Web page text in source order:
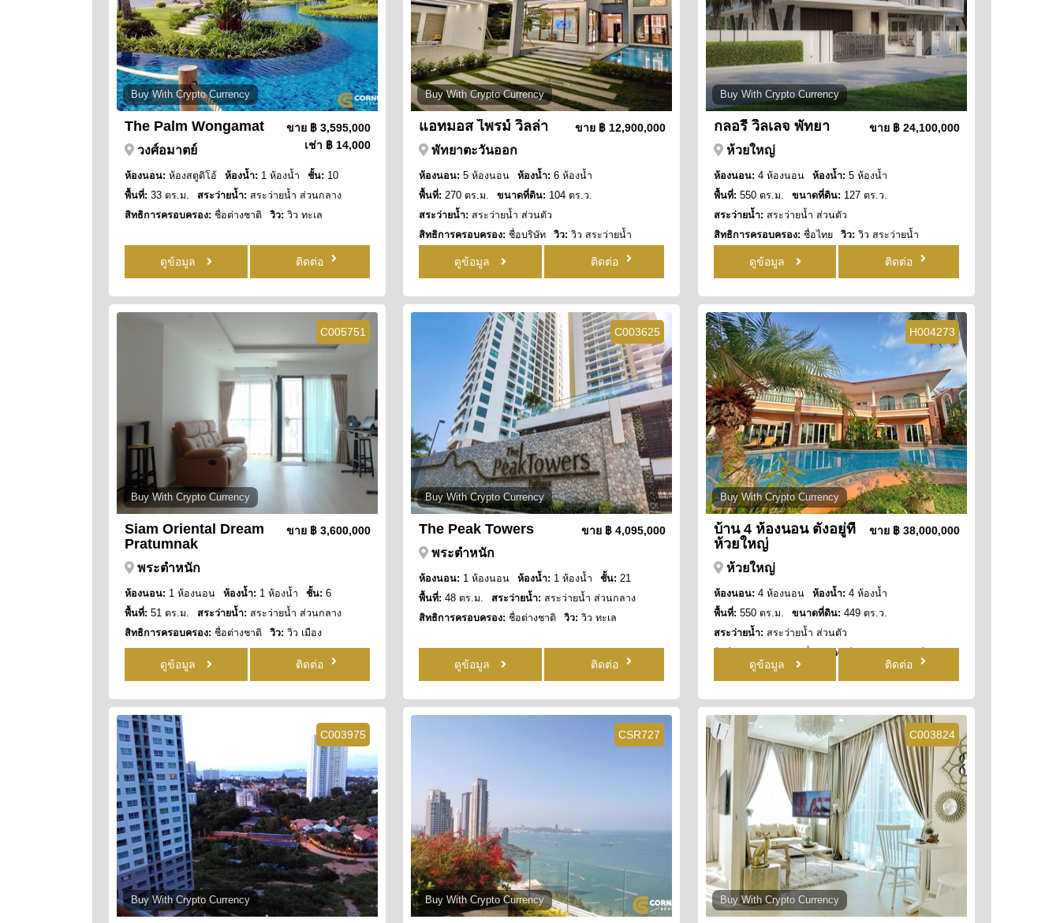
Buy With Crypto Currency
The Palm Wongamat ขาย ฿ 3,595,000
เช่า ฿ 14,000
วงศ์อมาตย์
ห้องนอน: ห้องสตูดิโอ้ ห้องน้ำ: 1 ห้องน้ำ ชั้น: 10
พื้นที่: 33 ตร.ม. สระว่ายน้ำ: สระว่ายน้ำ ส่วนกลาง
สิทธิการครอบครอง: ชื่อต่างชาติ วิว: วิว ทะเล
ดูข้อมูล ติดต่อ
Buy With Crypto Currency
แอทมอส ไพรม์ วิลล่า ขาย ฿ 12,900,000
พัทยาตะวันออก
ห้องนอน: 5 ห้องนอน ห้องน้ำ: 6 ห้องน้ำ
พื้นที่: 270 ตร.ม. ขนาดที่ดิน: 104 ตร.ว.
สระว่ายน้ำ: สระว่ายน้ำ ส่วนตัว
สิทธิการครอบครอง: ชื่อบริษัท วิว: วิว สระว่ายน้ำ
ดูข้อมูล ติดต่อ
Buy With Crypto Currency
กลอรี่ วิลเลจ พัทยา ขาย ฿ 24,100,000
ห้วยใหญ่
ห้องนอน: 4 ห้องนอน ห้องน้ำ: 5 ห้องน้ำ
พื้นที่: 550 ตร.ม. ขนาดที่ดิน: 127 ตร.ว.
สระว่ายน้ำ: สระว่ายน้ำ ส่วนตัว
สิทธิการครอบครอง: ชื่อไทย วิว: วิว สระว่ายน้ำ
ดูข้อมูล ติดต่อ
C005751
Buy With Crypto Currency
Siam Oriental Dream
Pratumnak
ขาย ฿ 3,600,000
พระตำหนัก
ห้องนอน: 1 ห้องนอน ห้องน้ำ: 1 ห้องน้ำ ชั้น: 6
พื้นที่: 51 ตร.ม. สระว่ายน้ำ: สระว่ายน้ำ ส่วนกลาง
สิทธิการครอบครอง: ชื่อต่างชาติ วิว: วิว เมือง
ดูข้อมูล ติดต่อ
C003625
Buy With Crypto Currency
The Peak Towers ขาย ฿ 4,095,000
พระตำหนัก
ห้องนอน: 1 ห้องนอน ห้องน้ำ: 1 ห้องน้ำ ชั้น: 21
พื้นที่: 48 ตร.ม. สระว่ายน้ำ: สระว่ายน้ำ ส่วนกลาง
สิทธิการครอบครอง: ชื่อต่างชาติ วิว: วิว ทะเล
ดูข้อมูล ติดต่อ
H004273
Buy With Crypto Currency
บ้าน 4 ห้องนอน ตั้งอยู่ที่
ห้วยใหญ่
ขาย ฿ 38,000,000
ห้วยใหญ่
ห้องนอน: 4 ห้องนอน ห้องน้ำ: 4 ห้องน้ำ
พื้นที่: 550 ตร.ม. ขนาดที่ดิน: 449 ตร.ว.
สระว่ายน้ำ: สระว่ายน้ำ ส่วนตัว
ชื่อบริษัท
ดูข้อมูล ติดต่อ
C003975
Buy With Crypto Currency
CSR727
Buy With Crypto Currency
C003824
Buy With Crypto Currency